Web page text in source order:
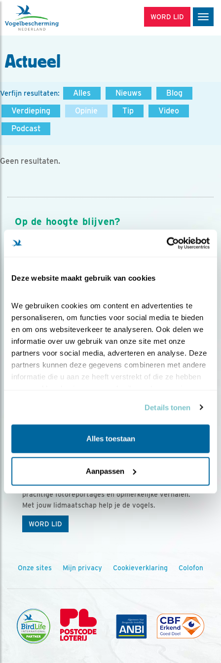
Deze website maakt gebruik van cookies
We gebruiken cookies om content en advertenties te
personaliseren, om functies voor social media te bieden
en om ons websiteverkeer te analyseren. Ook delen we
informatie over uw gebruik van onze site met onze
partners voor social media, adverteren en analyse. Deze
partners kunnen deze gegevens combineren met andere
informatie die u aan ze heeft verstrekt of die ze hebben
Details tonen
Alles toestaan
Aanpassen
WORD LID
Actueel
Verfijn resultaten: Alles Nieuws
Blog
Verdieping
Opinie Tip
Video
Podcast
Geen resultaten.
Op de hoogte blijven?
Meld je aan en ontvang nieuws, inspiratie, acties en tips
over vogels en activiteiten van Vogelbescherming.
Ontvang 5 x Vogels voor € 36,00 per jaar
Vogels is het tijdschrift voor onze leden, met
prachtige fotoreportages en opmerkelijke verhalen.
Met jouw lidmaatschap help je de vogels.
WORD LID
Onze sites Mijn privacy Cookieverklaring Colofon